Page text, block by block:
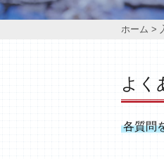
ホーム >
よく
各質問